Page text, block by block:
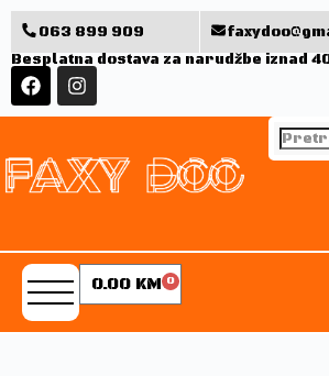
063 899 909
Besplatna dostava za narudžbe iznad
0.00 KM 0